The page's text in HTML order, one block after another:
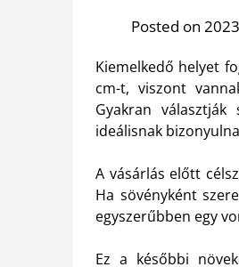
Posted on
Kiemelkedő helyet
cm-t, viszont
Gyakran
ideálisnak
A vásárlás előtt
Ha sövényként
egyszerűbben egy
Ez a későbbi